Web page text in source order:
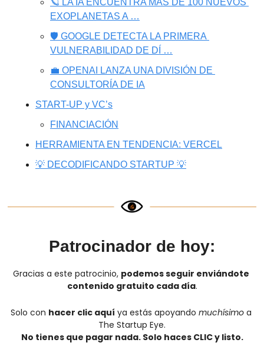
🪐 LA IA ENCUENTRA MÁS DE 100 NUEVOS
EXOPLANETAS A …
🛡️ GOOGLE DETECTA LA PRIMERA
VULNERABILIDAD DE DÍ …
💼 OPENAI LANZA UNA DIVISIÓN DE
CONSULTORÍA DE IA
START-UP y VC’s
FINANCIACIÓN
HERRAMIENTA EN TENDENCIA: VERCEL
💡 DECODIFICANDO STARTUP 💡
Patrocinador de hoy:
Gracias a este patrocinio, podemos seguir enviándote
contenido gratuito cada día.
Solo con hacer clic aquí ya estás apoyando muchísimo a
The Startup Eye.
No tienes que pagar nada. Solo haces CLIC y listo.